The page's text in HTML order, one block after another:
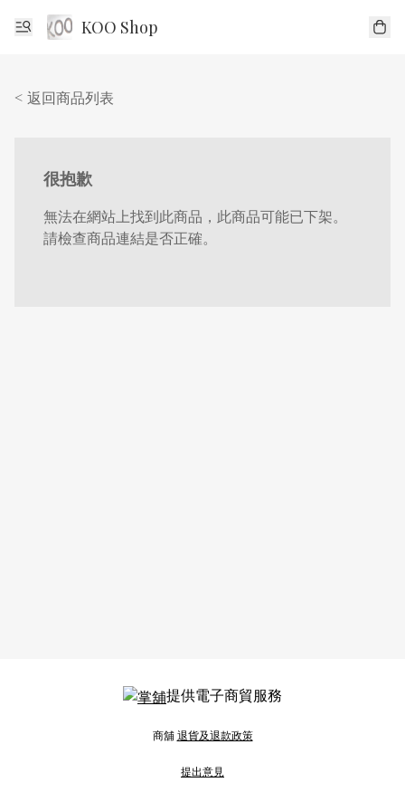
KOO Shop
< 返回商品列表
很抱歉
無法在網站上找到此商品，此商品可能已下架。
請檢查商品連結是否正確。
提供電子商貿服務
商舖退貨及退款政策
提出意見